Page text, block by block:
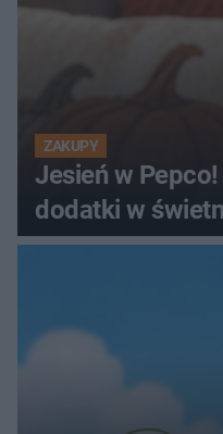
ZAKUPY
Jesień w
dodatki w